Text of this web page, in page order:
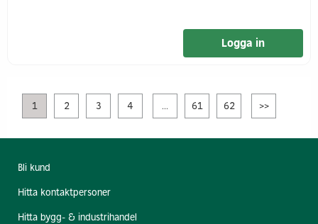
Logga in
1 2 3 4 ... 61 62 >>
Bli kund
Hitta kontaktpersoner
Hitta bygg- & industrihandel